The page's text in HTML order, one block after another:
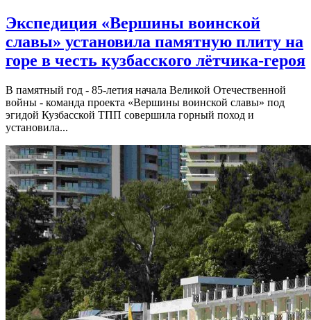
Экспедиция «Вершины воинской
славы» установила памятную плиту на
горе в честь кузбасского лётчика-героя
В памятный год - 85-летия начала Великой Отечественной
войны - команда проекта «Вершины воинской славы» под
эгидой Кузбасской ТПП совершила горный поход и
установила...